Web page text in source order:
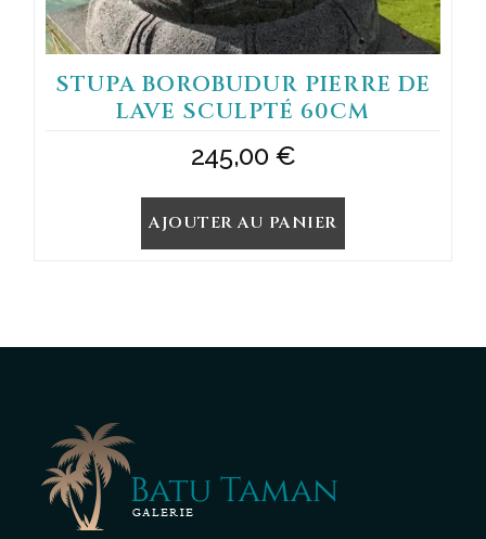
STUPA BOROBUDUR PIERRE DE
LAVE SCULPTÉ 60CM
245,00 €
AJOUTER AU PANIER